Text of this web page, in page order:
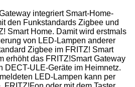
integriert Smart-Home-
den Funkstandards Zigbee und
Smart Home. Damit wird erstmals
von LED-Lampen anderer
Zigbee im FRITZ! Smart
erhöht das FRITZ!Smart Gateway
DECT-ULE-Geräte im Heimnetz.
LED-Lampen kann per